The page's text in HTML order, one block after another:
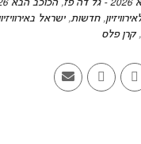
פז ,הכוכב הבא 2026 - דניאל עזר
,חדשות,ישראל
,קרן פלס